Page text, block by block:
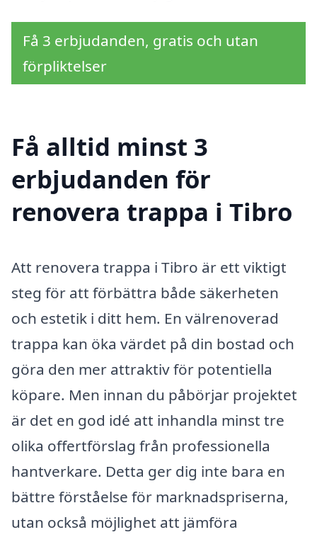
Få 3 erbjudanden, gratis och utan
förpliktelser
Få alltid minst 3
erbjudanden för
renovera trappa i Tibro
Att renovera trappa i Tibro är ett viktigt
steg för att förbättra både säkerheten
och estetik i ditt hem. En välrenoverad
trappa kan öka värdet på din bostad och
göra den mer attraktiv för potentiella
köpare. Men innan du påbörjar projektet
är det en god idé att inhandla minst tre
olika offertförslag från professionella
hantverkare. Detta ger dig inte bara en
bättre förståelse för marknadspriserna,
utan också möjlighet att jämföra